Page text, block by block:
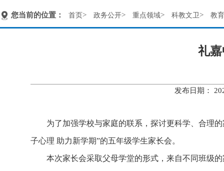
您当前的位置： 首页> 政务公开> 重点领域> 科教文卫> 教
礼
发布日期：
为了加强学校与家庭的联系，探讨更科学、合理
子心理 助力新学期”的五年级学生家长会。
本次家长会采取父母学堂的形式，来自不同班级